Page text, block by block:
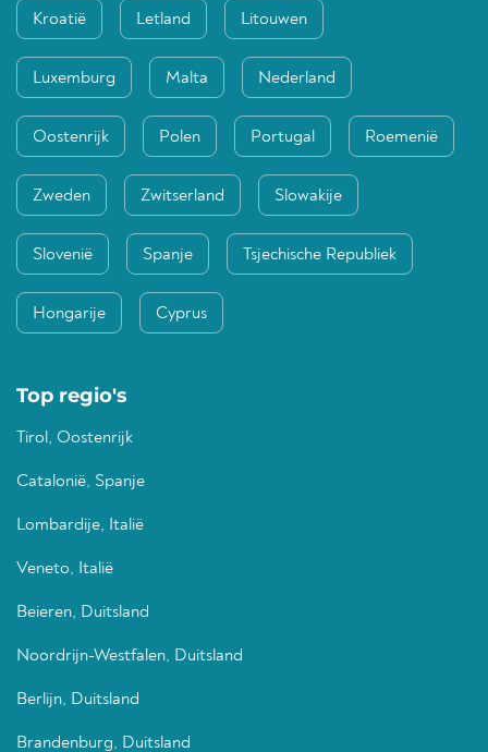
Kroatië Letland Litouwen
Luxemburg Malta Nederland
Oostenrijk Polen Portugal Roemenië
Zweden Zwitserland Slowakije
Slovenië Spanje Tsjechische Republiek
Hongarije Cyprus
Top regio's
Tirol, Oostenrijk
Catalonië, Spanje
Lombardije, Italië
Veneto, Italië
Beieren, Duitsland
Noordrijn-Westfalen, Duitsland
Berlijn, Duitsland
Brandenburg, Duitsland